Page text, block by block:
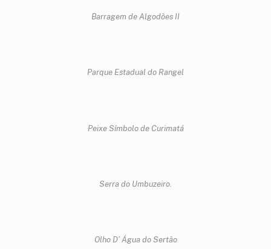
Barragem de Algodões II
Parque Estadual do Rangel
Peixe Símbolo de Curimatá
Serra do Umbuzeiro.
Olho D’ Água do Sertão